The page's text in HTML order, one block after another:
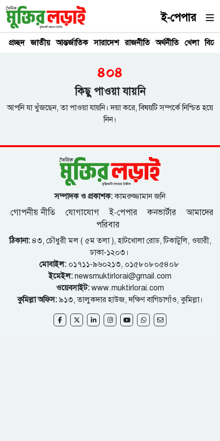
ই-পেপার
প্রচ্ছদ জাতীয় আন্তর্জাতিক সারাদেশ রাজনীতি অর্থনীতি খেলা
৪০৪
কিছু পাওয়া যায়নি
আপনি যা খুঁজছেন, তা পাওয়া যায়নি। দয়া করে, বিষয়টি সম্পর্কে নিশ্চিত হয়ে
নিন।
সম্পাদক ও প্রকাশক:কামরুজ্জামান জনি
গোপনীয় নীতি যোগাযোগ ই-পেপার কনভার্টার
আমাদের
পরিবার
ঠিকানা:৪৩, চৌধুরী মল ( ৫ম তলা ), হাটখোলা রোড, টিকাটুলি, ওয়ারী,
ঢাকা-১২০৩।
মোবাইল:০১৭১১-৯৬০২১৩, ০১৫৮০৮০৫৪০৮
ইমেইল: newsmuktirlorai@gmail.com
ওয়েবসাইট: www.muktirlorai.com
কুমিল্লা অফিস: ৯১৩, তালুকদার হাউজ, দক্ষিণ বাগিচাগাঁও, কুমিল্লা।